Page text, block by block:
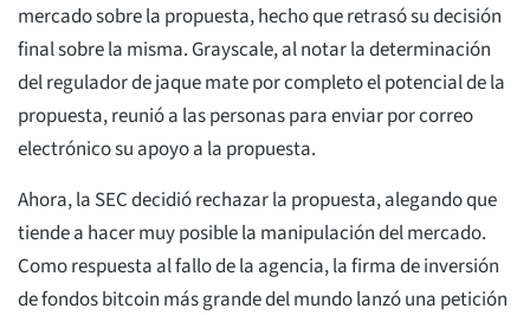
mercado sobre la propuesta, hecho que retrasó su decisión
final sobre la misma. Grayscale, al notar la determinación
del regulador de jaque mate por completo el potencial de la
propuesta, reunió a las personas para enviar por correo
electrónico su apoyo a la propuesta.
Ahora, la SEC decidió rechazar la propuesta, alegando que
tiende a hacer muy posible la manipulación del mercado.
Como respuesta al fallo de la agencia, la firma de inversión
de fondos bitcoin más grande del mundo lanzó una petición